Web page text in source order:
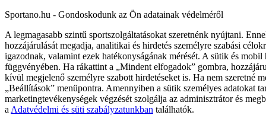
Sportano.hu - Gondoskodunk az Ön adatainak védelméről
A legmagasabb szintű sportszolgáltatásokat szeretnénk nyújtani.
hozzájárulását megadja, analitikai és hirdetés személyre szabási
igazodnak, valamint ezek hatékonyságának mérését. A sütik és
függvényében. Ha rákattint a „Mindent elfogadok” gombra,
kívül megjelenő személyre szabott hirdetéseket is. Ha nem szeretné
„Beállítások” menüpontra. Amennyiben a sütik személyes adatokat
marketingtevékenységek végzését szolgálja az adminisztrátor és
a Adatvédelmi és süti szabályzatunkban találhatók.